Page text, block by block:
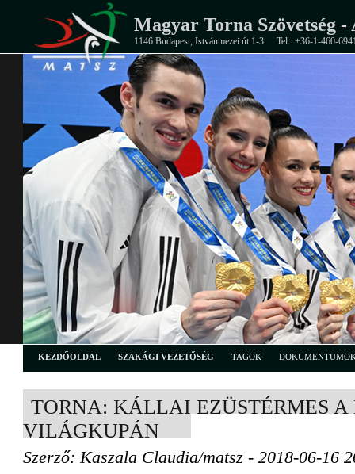
Magyar Torna Szövetség -
1146 Budapest, Istvánmezei út 1-3. Tel.: +36-1-460-
KEZDŐOLDAL SZAKÁGI VEZETŐSÉG TAGOK
TORNA: KÁLLAI EZÜSTÉRMES A
VILÁGKUPÁN
Szerző: Kaszala Claudia/matsz - 2018-06-16